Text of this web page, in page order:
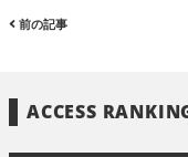
前の記事
ACCESS